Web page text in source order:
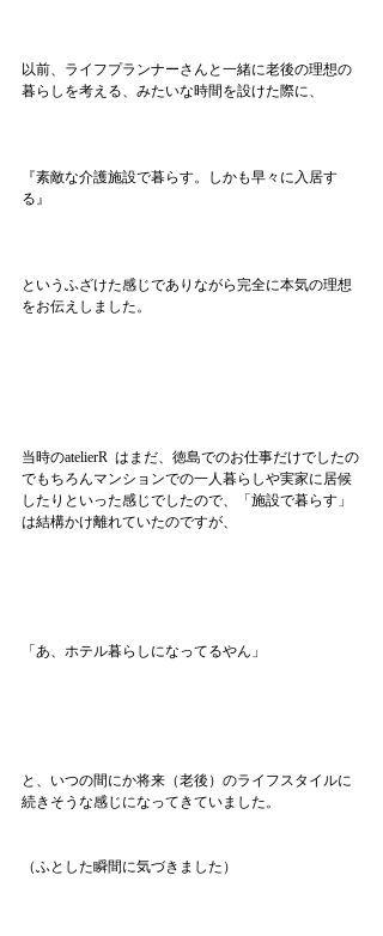
以前、ライフプランナーさんと一緒に老後の理想の
暮らしを考える、みたいな時間を設けた際に、
『素敵な介護施設で暮らす。しかも早々に入居す
る』
というふざけた感じでありながら完全に本気の理想
をお伝えしました。
当時のatelierR  はまだ、徳島でのお仕事だけでしたの
でもちろんマンションでの一人暮らしや実家に居候
したりといった感じでしたので、「施設で暮らす」
は結構かけ離れていたのですが、
「あ、ホテル暮らしになってるやん」
と、いつの間にか将来（老後）のライフスタイルに
続きそうな感じになってきていました。
（ふとした瞬間に気づきました）